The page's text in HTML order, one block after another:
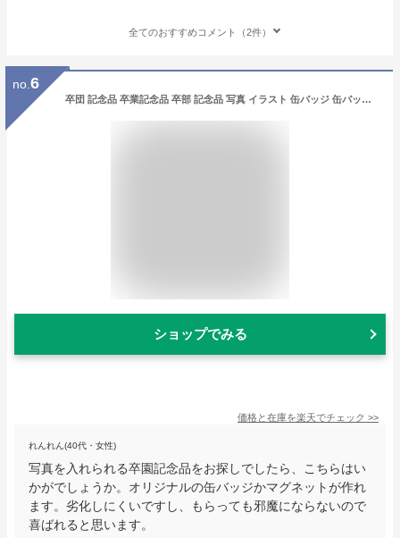
全てのおすすめコメント（2件）
no. 6
卒団 記念品 卒業記念品 卒部 記念品 写真 イラスト 缶バッジ 缶バッチ バッジ バッチ マグネット 磁石 プレゼント 野球 バスケ サッカー バレー 剣道 柔道 卓球 テニス ラグビー 部活 引退 記念品 卒園 記念品 スクエア 四角 角型 スクエア 出産祝い 子供 プレゼント
ショップでみる
価格と在庫を楽天でチェック >>
れんれん(40代・女性)
写真を入れられる卒園記念品をお探しでしたら、こちらはい
かがでしょうか。オリジナルの缶バッジかマグネットが作れ
ます。劣化しにくいですし、もらっても邪魔にならないので
喜ばれると思います。